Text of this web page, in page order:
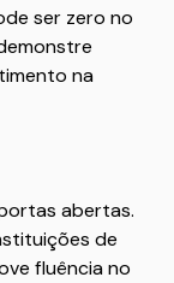
ser zero no
na
abertas.
de
fluência no